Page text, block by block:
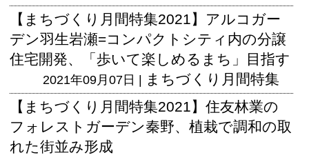
【まちづくり月間特集2021】アルコガー
デン羽生岩瀬=コンパクトシティ内の分譲
住宅開発、「歩いて楽しめるまち」目指す
2021年09月07日 |
まちづくり月間特集
【まちづくり月間特集2021】住友林業の
フォレストガーデン秦野、植栽で調和の取
れた街並み形成